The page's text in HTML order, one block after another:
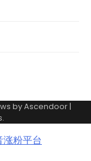
byAscendoor|
.
涨粉平台